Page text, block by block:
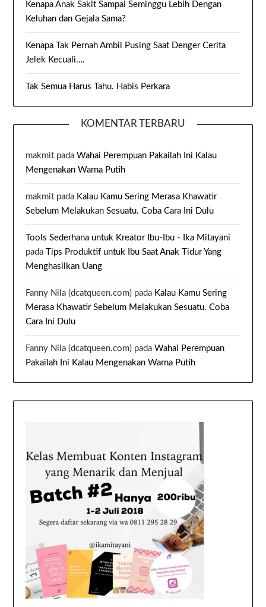
Kenapa Anak Sakit Sampai Seminggu Lebih Dengan
Keluhan dan Gejala Sama?
Kenapa Tak Pernah Ambil Pusing Saat Denger Cerita
Jelek Kecuali….
Tak Semua Harus Tahu. Habis Perkara
KOMENTAR TERBARU
makmit padaWahai Perempuan Pakailah Ini Kalau
Mengenakan Warna Putih
makmit pada Kalau Kamu Sering Merasa Khawatir
Sebelum Melakukan Sesuatu. Coba Cara Ini Dulu
Tools Sederhana untuk Kreator Ibu-Ibu - Ika Mitayani
pada
Tips Produktif untuk Ibu Saat Anak Tidur Yang
Menghasilkan Uang
Fanny Nila (dcatqueen.com) pada Kalau Kamu Sering
Merasa Khawatir Sebelum Melakukan Sesuatu. Coba
Cara Ini Dulu
Fanny Nila (dcatqueen.com) padaWahai Perempuan
Pakailah Ini Kalau Mengenakan Warna Putih